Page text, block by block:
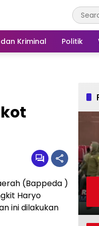
Kriminal Politik
(Bappeda )
Haryo
ini dilakukan